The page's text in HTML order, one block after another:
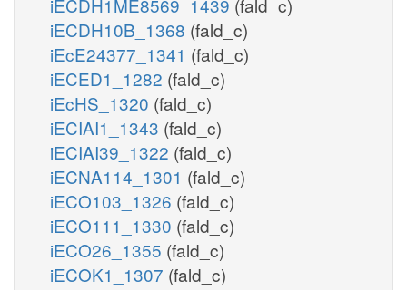
iECDH10B_1368 (fald_c)
iEcE24377_1341 (fald_c)
iECED1_1282 (fald_c)
iEcHS_1320 (fald_c)
iECIAI1_1343 (fald_c)
iECIAI39_1322 (fald_c)
iECNA114_1301 (fald_c)
iECO103_1326 (fald_c)
iECO111_1330 (fald_c)
iECO26_1355 (fald_c)
iECOK1_1307 (fald_c)